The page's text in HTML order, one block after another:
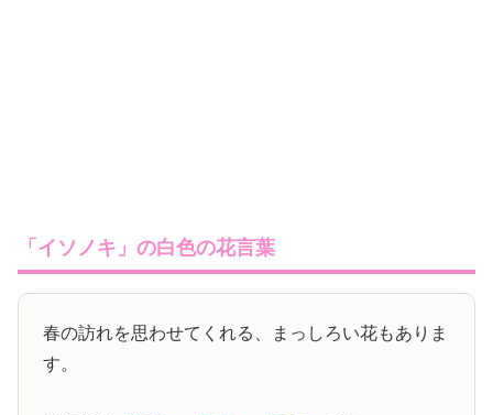
「イソノキ」の白色の花言葉
春の訪れを思わせてくれる、まっしろい花もありま
す。